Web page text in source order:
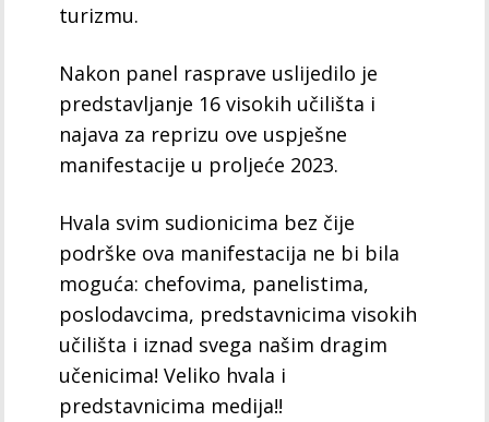
turizmu.
Nakon panel rasprave uslijedilo je
predstavljanje 16 visokih učilišta i
najava za reprizu ove uspješne
manifestacije u proljeće 2023.
Hvala svim sudionicima bez čije
podrške ova manifestacija ne bi bila
moguća: chefovima, panelistima,
poslodavcima, predstavnicima visokih
učilišta i iznad svega našim dragim
učenicima! Veliko hvala i
predstavnicima medija!!